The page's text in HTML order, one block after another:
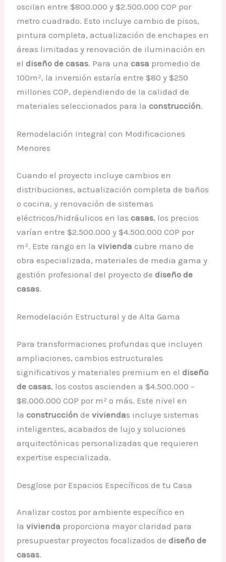
oscilan entre $800.000 y $2.500.000 COP por
metro cuadrado. Esto incluye cambio de pisos,
pintura completa, actualización de enchapes en
áreas limitadas y renovación de iluminación en
eldiseño de casas. Para unacasa promedio de
100m², la inversión estaría entre $80 y $250
millones COP, dependiendo de la calidad de
materiales seleccionados para laconstrucción.
Remodelación Integral con Modificaciones
Menores
Cuando el proyecto incluye cambios en
distribuciones, actualización completa de baños
o cocina, y renovación de sistemas
eléctricos/hidráulicos en lascasas, los precios
varían entre $2.500.000 y $4.500.000 COP por
m². Este rango en lavivienda cubre mano de
obra especializada, materiales de media gama y
gestión profesional del proyecto dediseño de
casas.
Remodelación Estructural y de Alta Gama
Para transformaciones profundas que incluyen
ampliaciones, cambios estructurales
significativos y materiales premium en eldiseño
de casas, los costos ascienden a $4.500.000 –
$8.000.000 COP por m² o más. Este nivel en
laconstrucción deviviendas incluye sistemas
inteligentes, acabados de lujo y soluciones
arquitectónicas personalizadas que requieren
expertise especializada.
Desglose por Espacios Específicos de tu Casa
Analizar costos por ambiente específico en
lavivienda proporciona mayor claridad para
presupuestar proyectos focalizados dediseño de
casas.